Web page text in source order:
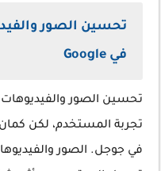
تحسين الصور
في Google
تحسين الصور
تجربة المستخدم، لكن
في جوجل. الصور